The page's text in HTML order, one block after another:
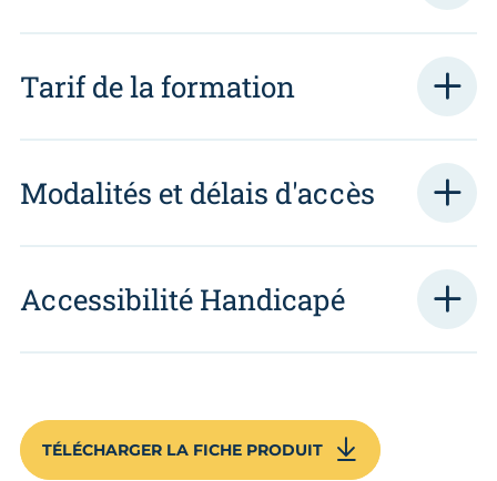
Tarif de la formation
Modalités et délais d'accès
Accessibilité Handicapé
TÉLÉCHARGER LA FICHE PRODUIT